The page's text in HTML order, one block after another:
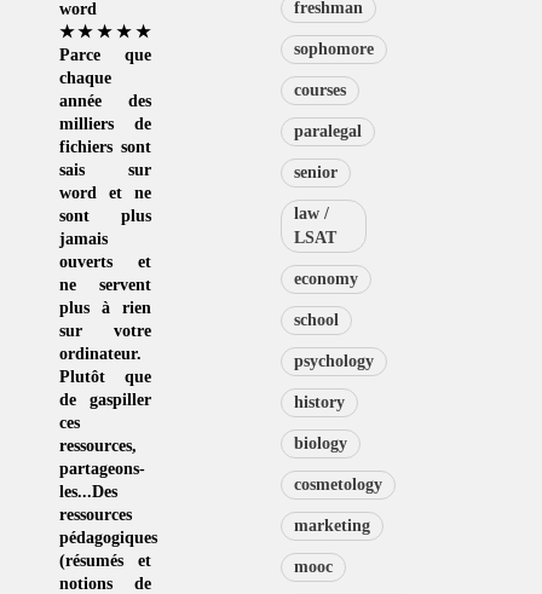
word
★★★★★
Parce que
chaque
année des
milliers de
fichiers sont
sais sur
word et ne
sont plus
jamais
ouverts et
ne servent
plus à rien
sur votre
ordinateur.
Plutôt que
de gaspiller
ces
ressources,
partageons-
les...Des
ressources
pédagogiques
(résumés et
notions de
freshman
sophomore
courses
paralegal
senior
law /
LSAT
economy
school
psychology
history
biology
cosmetology
marketing
mooc